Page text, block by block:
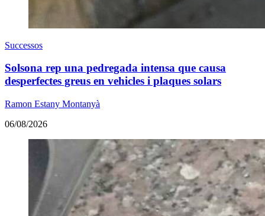
Successos
Solsona rep una pedregada intensa que causa
desperfectes greus en vehicles i plaques solars
Ramon Estany Montanyà
06/08/2026